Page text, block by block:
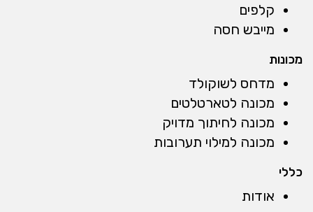
קלפים
מייבש חסה
מכונות
מדחס לשוקולד
מכונה לטארטלטים
מכונה לחיתוך מדויק
מכונה למילוי תערובות
כללי
אודות